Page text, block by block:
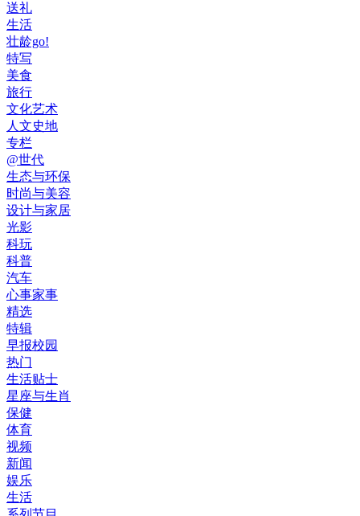
送礼
生活
壮龄go!
特写
美食
旅行
文化艺术
人文史地
专栏
@世代
生态与环保
时尚与美容
设计与家居
光影
科玩
科普
汽车
心事家事
精选
特辑
早报校园
热门
生活贴士
星座与生肖
保健
体育
视频
新闻
娱乐
生活